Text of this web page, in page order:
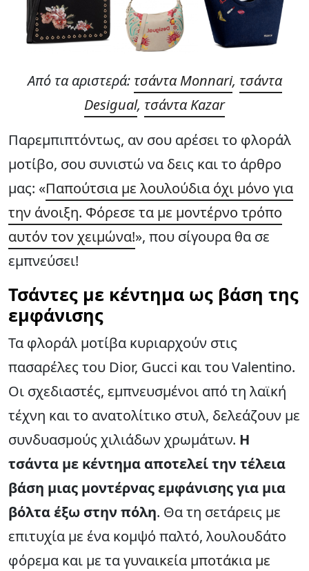
Από τα αριστερά: τσάντα Monnari, τσάντα
Desigual, τσάντα Kazar
Παρεμπιπτόντως, αν σου αρέσει το φλοράλ
μοτίβο, σου συνιστώ να δεις και το άρθρο
μας: «Παπούτσια με λουλούδια όχι μόνο για
την άνοιξη. Φόρεσε τα με μοντέρνο τρόπο
αυτόν τον χειμώνα!», που σίγουρα θα σε
εμπνεύσει!
Τσάντες με κέντημα ως βάση της
εμφάνισης
Τα φλοράλ μοτίβα κυριαρχούν στις
πασαρέλες του Dior, Gucci και του Valentino.
Οι σχεδιαστές, εμπνευσμένοι από τη λαϊκή
τέχνη και το ανατολίτικο στυλ, δελεάζουν με
συνδυασμούς χιλιάδων χρωμάτων. Η
τσάντα με κέντημα αποτελεί την τέλεια
βάση μιας μοντέρνας εμφάνισης για μια
βόλτα έξω στην πόλη. Θα τη σετάρεις με
επιτυχία με ένα κομψό παλτό, λουλουδάτο
φόρεμα και με ταγυναικεία μποτάκια με